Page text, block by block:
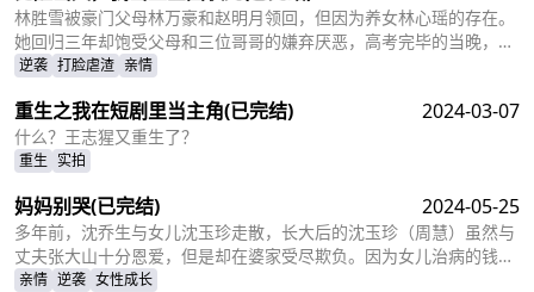
林胜雪被豪门父母林万豪和赵明月领回，但因为养女林心瑶的存在。
她回归三年却饱受父母和三位哥哥的嫌弃厌恶，高考完毕的当晚，更
是因为救出被林心瑶撞成植物人的傅芊芊，被亲生父母和三个哥哥联
面对三位哥哥施舍和不屑，林胜雪果断跟她们断绝关系，还在状元宴
上用全国状元的满分成绩，横扫父母和三位哥哥嘲笑和不屑。
逆袭 打脸虐渣 亲情
重生之我在短剧里当主角(已完结) 2024-03-07
什么？王志猩又重生了？
重生 实拍
妈妈别哭(已完结) 2024-05-25
多年前，沈乔生与女儿沈玉珍走散，长大后的沈玉珍（周慧）虽然与
丈夫张大山十分恩爱，但是却在婆家受尽欺负。因为女儿治病的钱被
婆婆抢走，丈夫为了赚快钱意外“死亡”，周慧肚子里的二胎也因为婆
亲情 逆袭 女性成长